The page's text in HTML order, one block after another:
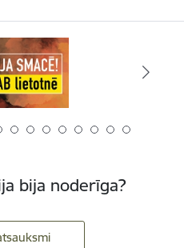
bija noderīga?